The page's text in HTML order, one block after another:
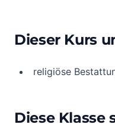
Dieser Kurs
religiöse
Diese Klasse